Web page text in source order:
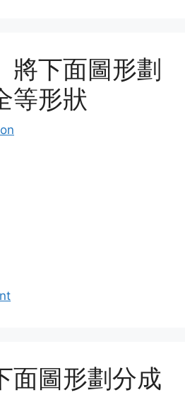
將下面圖形劃
等形狀
面圖形劃分成